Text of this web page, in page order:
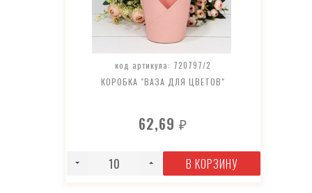
код артикула: 720797/2
КОРОБКА "ВАЗА ДЛЯ ЦВЕТОВ"
62,69₽
В КОРЗИНУ